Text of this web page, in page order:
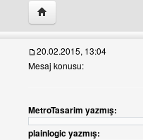
Yazarın web sitesini
profilini görüntüle
20.02.2015, 13:04
Mesaj konusu:
MetroTasarim yazmış:
plainlogic yazmış: